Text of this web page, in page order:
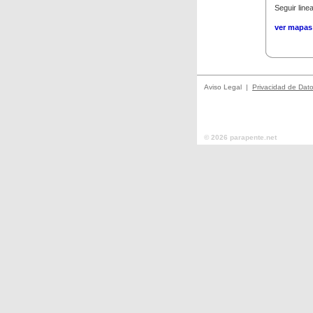
Seguir
ver mapas
Aviso Legal | Privacidad de
© 2026 parapente.net